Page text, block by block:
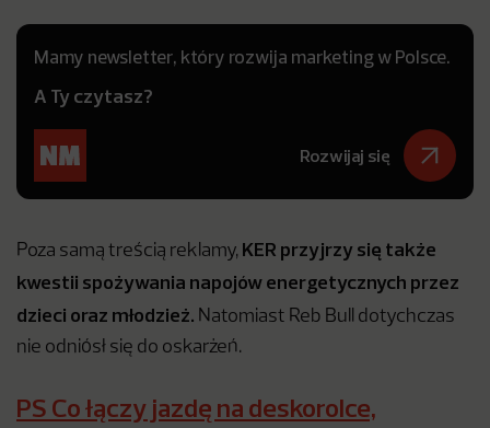
Mamy newsletter, który rozwija marketing w Polsce.
A Ty czytasz?
Rozwijaj się
Poza samą treścią reklamy, KER przyjrzy się także
kwestii spożywania napojów energetycznych przez
dzieci oraz młodzież. Natomiast Reb Bull dotychczas
nie odniósł się do oskarżeń.
PS Co łączy jazdę na deskorolce,